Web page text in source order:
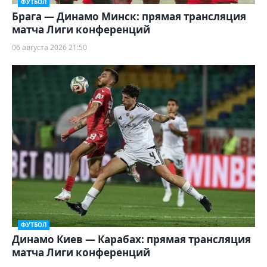
Брага — Динамо Минск: прямая трансляция
матча Лиги конференций
06 августа 2026 21:50
ФУТБОЛ
Динамо Киев — Карабах: прямая трансляция
матча Лиги конференций